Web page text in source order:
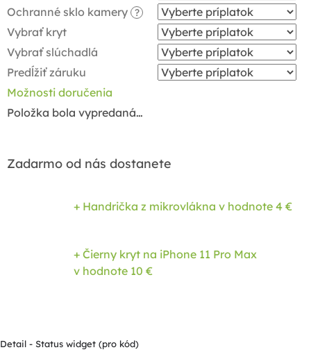
Ochranné sklo kamery ?
Vybrať kryt
Vybrať slúchadlá
Predĺžiť záruku
Možnosti doručenia
Položka bola vypredaná…
Zadarmo od nás dostanete
+ Handrička z mikrovlákna v hodnote 4 €
+ Čierny kryt na iPhone 11 Pro Max
v hodnote 10 €
Detail - Status widget (pro kód)